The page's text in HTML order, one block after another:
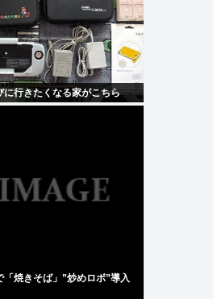
に行きたくなる家がこちら
焼きそば」”炒めロボ”導入